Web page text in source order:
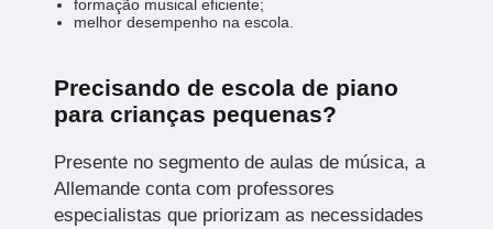
formação musical eficiente;
melhor desempenho na escola.
Precisando de escola de piano
para crianças pequenas?
Presente no segmento de aulas de música, a
Allemande conta com professores
especialistas que priorizam as necessidades